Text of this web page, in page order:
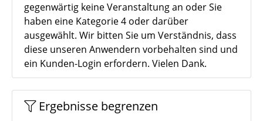
gegenwärtig keine Veranstaltung an oder Sie
haben eine Kategorie 4 oder darüber
ausgewählt. Wir bitten Sie um Verständnis, dass
diese unseren Anwendern vorbehalten sind und
ein Kunden-Login erfordern. Vielen Dank.
Ergebnisse begrenzen